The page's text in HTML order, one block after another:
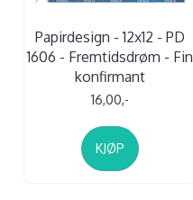
Papirdesign - 12x12 - PD
1606 - Fremtidsdrøm - Fin
konfirmant
16,00,-
KJØP